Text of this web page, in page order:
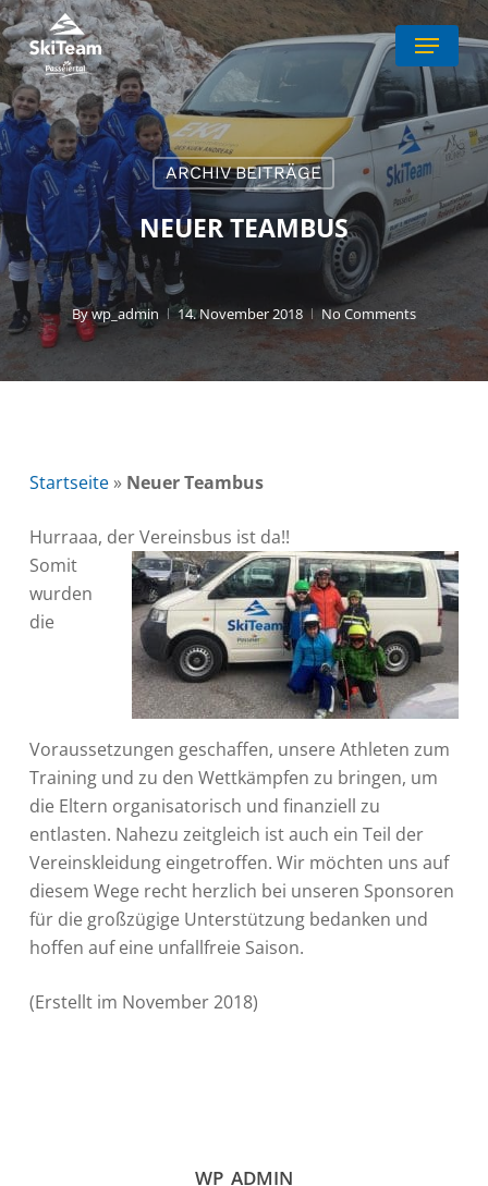
Skip
to
main
content
Menu
ARCHIV BEITRÄGE
NEUER TEAMBUS
Bywp_admin 14. November 2018 No Comments
Startseite» Neuer Teambus
Hurraaa, der Vereinsbus ist da!!
Somit
wurden
die
Voraussetzungen geschaffen, unsere Athleten zum
Training und zu den Wettkämpfen zu bringen, um
die Eltern organisatorisch und finanziell zu
entlasten. Nahezu zeitgleich ist auch ein Teil der
Vereinskleidung eingetroffen. Wir möchten uns auf
diesem Wege recht herzlich bei unseren Sponsoren
für die großzügige Unterstützung bedanken und
hoffen auf eine unfallfreie Saison.
(Erstellt im November 2018)
WP_ADMIN
Close
Menu